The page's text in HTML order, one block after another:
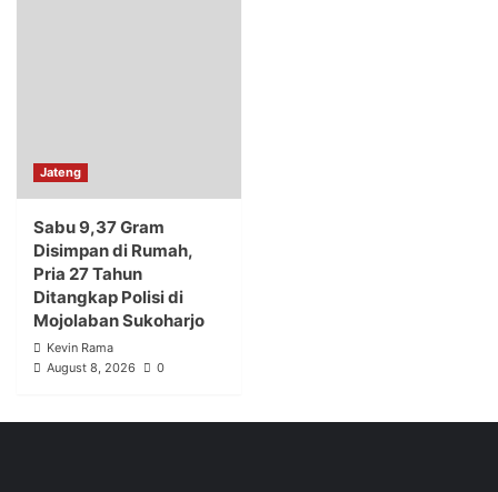
Jateng
Sabu 9,37 Gram
Disimpan di Rumah,
Pria 27 Tahun
Ditangkap Polisi di
Mojolaban Sukoharjo
Kevin Rama
August 8, 2026
0